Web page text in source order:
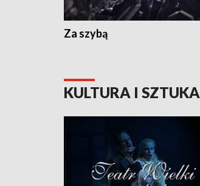
Za szybą
KULTURA I SZTUKA